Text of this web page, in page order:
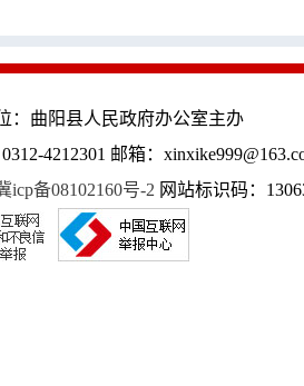
：曲阳县人民政府办公室主办
4212301 邮箱：
icp备08102160号-2 网站标识码：